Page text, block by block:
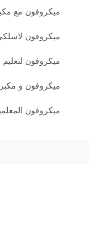
ميكروفون مع
ميكروفون
ميكروفون
ميكروفون و
ميكروفون